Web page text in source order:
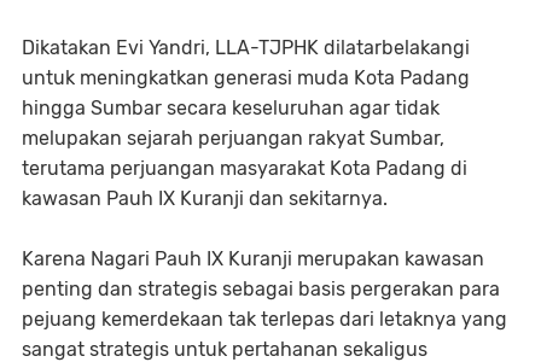
Dikatakan Evi Yandri, LLA-TJPHK dilatarbelakangi
untuk meningkatkan generasi muda Kota Padang
hingga Sumbar secara keseluruhan agar tidak
melupakan sejarah perjuangan rakyat Sumbar,
terutama perjuangan masyarakat Kota Padang di
kawasan Pauh IX Kuranji dan sekitarnya.
Karena Nagari Pauh IX Kuranji merupakan kawasan
penting dan strategis sebagai basis pergerakan para
pejuang kemerdekaan tak terlepas dari letaknya yang
sangat strategis untuk pertahanan sekaligus